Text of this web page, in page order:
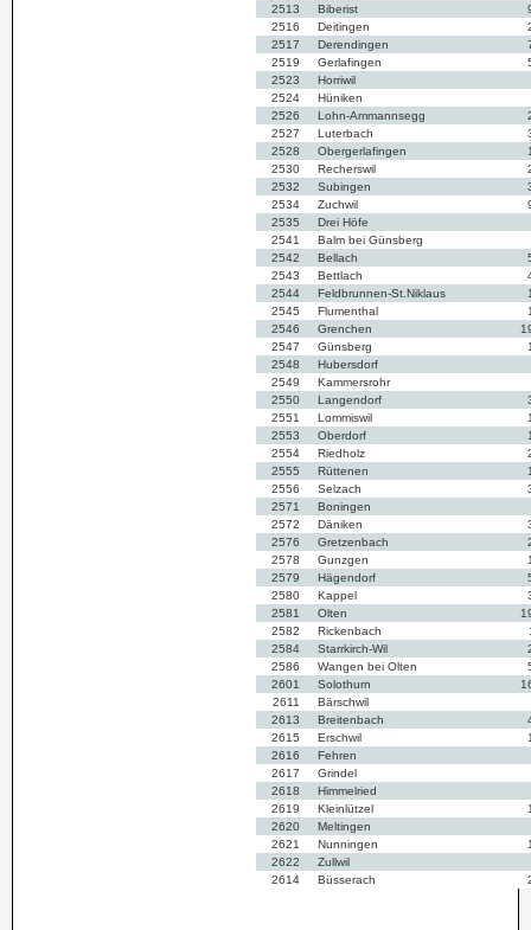
2513
Biberist
2516
Deitingen
2517
Derendingen
2519
Gerlafingen
2523
Horriwil
2524
Hüniken
2526
Lohn-Ammannsegg
2527
Luterbach
2528
Obergerlafingen
2530
Recherswil
2532
Subingen
2534
Zuchwil
2535
Drei Höfe
2541
Balm bei Günsberg
2542
Bellach
2543
Bettlach
2544
Feldbrunnen-St.Niklaus
2545
Flumenthal
2546
Grenchen
2547
Günsberg
2548
Hubersdorf
2549
Kammersrohr
2550
Langendorf
2551
Lommiswil
2553
Oberdorf
2554
Riedholz
2555
Rüttenen
2556
Selzach
2571
Boningen
2572
Däniken
2576
Gretzenbach
2578
Gunzgen
2579
Hägendorf
2580
Kappel
2581
Olten
2582
Rickenbach
2584
Starrkirch-Wil
2586
Wangen bei Olten
2601
Solothurn
2611
Bärschwil
2613
Breitenbach
2615
Erschwil
2616
Fehren
2617
Grindel
2618
Himmelried
2619
Kleinlützel
2620
Meltingen
2621
Nunningen
2622
Zullwil
2614
Büsserach